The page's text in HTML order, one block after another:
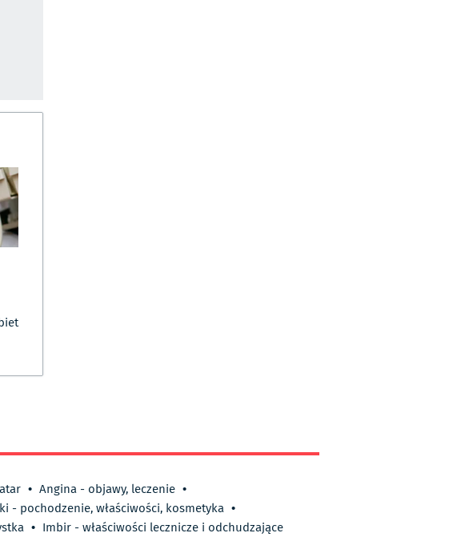
• Angina - objawy, leczenie •
- pochodzenie, właściwości, kosmetyka •
• Imbir - właściwości lecznicze i odchudzające